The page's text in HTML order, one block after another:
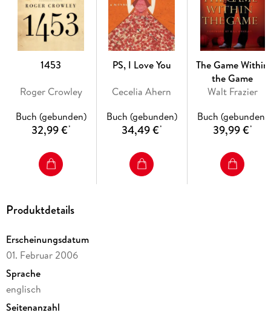
1453
Roger Crowley
Buch (gebunden)
32,99 €*
PS, I Love You
Cecelia Ahern
Buch (gebunden)
34,49 €*
The Game Within
the Game
Walt Frazier
Buch (gebunden)
39,99 €*
Produktdetails
Erscheinungsdatum
01. Februar 2006
Sprache
englisch
Seitenanzahl